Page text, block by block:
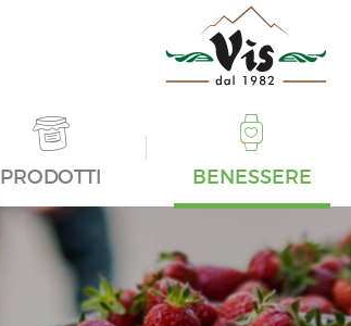
PRODOTTI BENESSERE